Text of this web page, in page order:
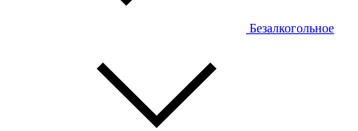
Безалкогольное